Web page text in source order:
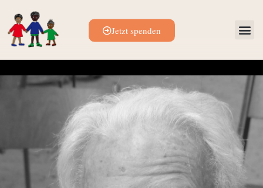
Jetzt spenden